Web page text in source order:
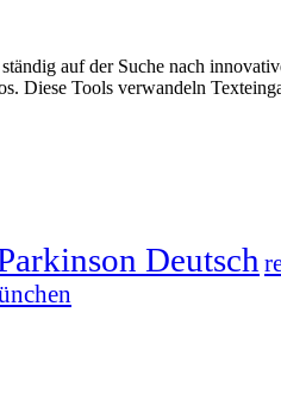
auf der Suche nach
Diese Tools verwandeln
Deutsch